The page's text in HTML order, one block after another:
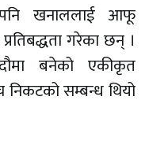
खनाललाई आफू
गरेका छन् ।
बनेको एकीकृत
सम्बन्ध थियो